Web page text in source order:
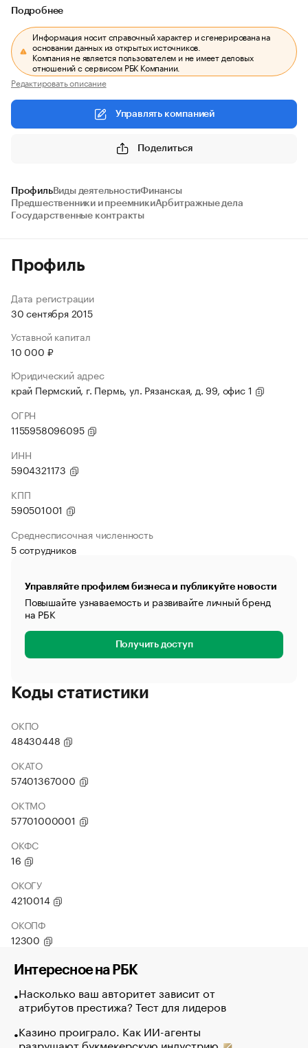
Подробнее
Информация носит справочный характер и сгенерирована на
основании данных из открытых источников.
Компания не является пользователем и не имеет деловых
отношений с сервисом РБК Компании.
Редактировать описание
Управлять компанией
Поделиться
ПрофильВиды деятельностиФинансы
Предшественники и преемникиАрбитражные дела
Государственные контракты
Профиль
Дата регистрации
30 сентября 2015
Уставной капитал
10 000 ₽
Юридический адрес
край Пермский, г. Пермь, ул. Рязанская, д. 99, офис 1
ОГРН
1155958096095
ИНН
5904321173
КПП
590501001
Среднесписочная численность
5 сотрудников
Управляйте профилем бизнеса и публикуйте новости
Повышайте узнаваемость и развивайте личный бренд
на РБК
Получить доступ
Коды статистики
ОКПО
48430448
ОКАТО
57401367000
ОКТМО
57701000001
ОКФС
16
ОКОГУ
4210014
ОКОПФ
12300
Интересное на РБК
Насколько ваш авторитет зависит от
атрибутов престижа? Тест для лидеров
Казино проиграло. Как ИИ-агенты
разрушают букмекерскую индустрию